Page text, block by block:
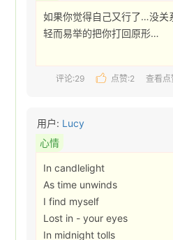
如果你觉得自己又行了…没关
轻而易举的把你打回原形…
评论:29 点赞:2 查看点
用户: Lucy
心情
In candlelight
As time unwinds
I find myself
Lost in - your eyes
In midnight tolls